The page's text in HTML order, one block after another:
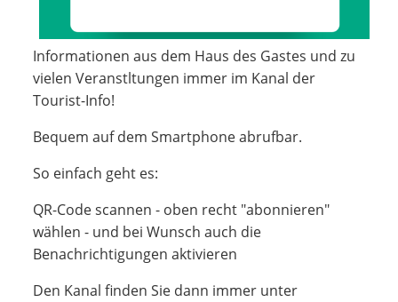
Informationen aus dem Haus des Gastes und zu
vielen Veranstltungen immer im Kanal der
Tourist-Info!
Bequem auf dem Smartphone abrufbar.
So einfach geht es:
QR-Code scannen - oben recht "abonnieren"
wählen - und bei Wunsch auch die
Benachrichtigungen aktivieren
Den Kanal finden Sie dann immer unter